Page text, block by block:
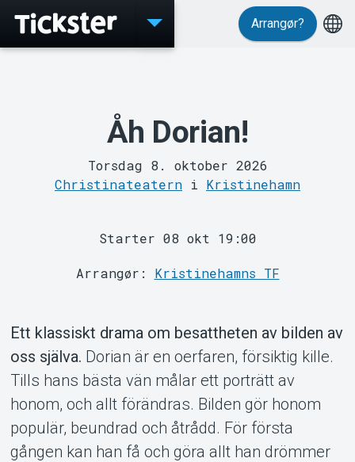
Support
Arrangør?
Åh Dorian!
Torsdag 8. oktober 2026
Christinateatern i Kristinehamn
Starter 08 okt 19:00
Arrangør: Kristinehamns TF
Ett klassiskt drama om besattheten av bilden av
oss själva. Dorian är en oerfaren, försiktig kille.
Tills hans bästa vän målar ett porträtt av
honom, och allt förändras. Bilden gör honom
populär, beundrad och åtrådd. För första
gången kan han få och göra allt han drömmer